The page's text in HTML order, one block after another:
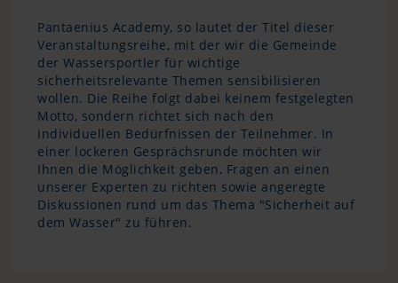
Pantaenius Academy, so lautet der Titel dieser
Veranstaltungsreihe, mit der wir die Gemeinde
der Wassersportler für wichtige
sicherheitsrelevante Themen sensibilisieren
wollen. Die Reihe folgt dabei keinem festgelegten
Motto, sondern richtet sich nach den
individuellen Bedürfnissen der Teilnehmer. In
einer lockeren Gesprächsrunde möchten wir
Ihnen die Möglichkeit geben, Fragen an einen
unserer Experten zu richten sowie angeregte
Diskussionen rund um das Thema "Sicherheit auf
dem Wasser" zu führen.